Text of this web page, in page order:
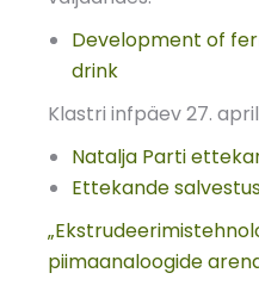
Development of
drink
Klastri infpäev 27.
Natalja Parti
Ettekande
piimaanaloogide